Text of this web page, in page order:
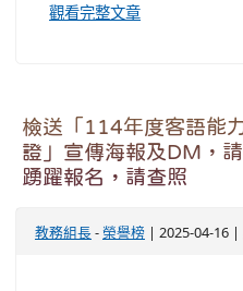
觀看完整文章
檢送「114年度客語能
證」宣傳海報及DM，
踴躍報名，請查照
教務組長-榮譽榜 | 2025-04-16 |